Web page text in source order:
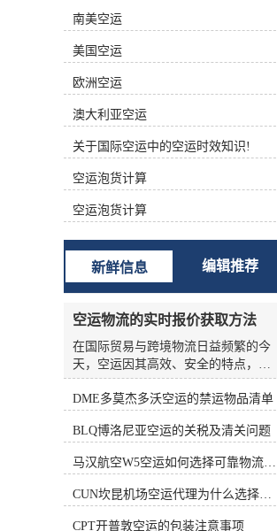
称分类 航空货运单有两种 (1)货运单
（Airline Air Waybill） 印有出票
（issue carrier）航空货运单的名称和
标志(航徽、代码等)。.这种空运单代
表的身份。 (2)中性货运单（Neutral
Air Waybill） 承运人名称和标志的货
运单未提前打印在运单上。这种空运
根据不同的功能进行分类 (1)航空主
运单（Master Air Waybill ，MAWB）
签发的航空运单称为主运单。 (2)航
空分运单（House Air Waybill ，
HAWB） 在办理集中托运业务时，向
发货人签发运单。三、航空货运单的
构成 中国国际航空货运单由一式十二
联组成，包括三联原件、六联副本和
三联额外副本。 如下表所示： 填写
航空货运单的责任 根据《华沙公
约》、《海牙议定书》和承运人的运
输条件，承运人的运输条件为托运人
准备航空货运单。 根据《华沙公约》
第六条第(1)款和第(5)款，航空货运单
由托运人填写。承运人按托运人要求
写。 这表明托运人应对货运单上填写
人对货运单上填写的内容不准确、不
完整造成的损失负责。 在航空货运业
务运营中，各承运的大量货物由其人
收运，部分特殊货物由直接收运。托
南美空运
美国空运
欧洲空运
澳大利亚空运
关于国际空运中的空运时效知识!
空运泡货计算
空运泡货计算
新鲜信息 编辑推荐
空运物流的实时报价获取方法
在国际贸易与跨境物流日益频繁的今
天，空运因其高效、安全的特点，成
为许多企业优先选择的运输方式。然
而，空运物流的报价并非一成不变，
货物种类等多种变量影响，价格波动
频繁。对于货主和物流从业者来说，
如何准确、高效地获取实时报价，是
控制成本、优化供应链的关键环节。
本文将从实际业务角度出发，系统梳
理空运物流实时报价的获取方法，帮
DME多莫杰多沃空运的禁运物品清单
BLQ博洛尼亚空运的关税及清关问题
马汉航空W5空运如何选择可靠物流公司
CUN坎昆机场空运代理为什么选择空运更快捷
CPT开普敦空运的包装注意事项